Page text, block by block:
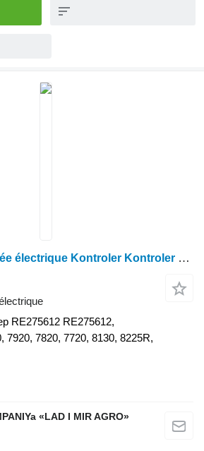
Autre pièce détachée électrique Kontroler Kontroler RE275612 pour tracteur à roues John Deere 7920, 7820, 7720, 8130, 8225R, 8230, 8270R, 8295R
RE275612 RE275612,
7920, 7820, 7720, 8130, 8225R,
«LAD I MIR AGRO»